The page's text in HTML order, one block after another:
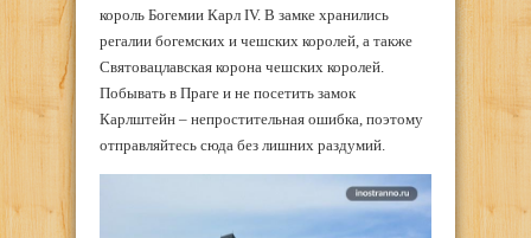
король Богемии Карл IV. В замке хранились
регалии богемских и чешских королей, а также
Святовацлавская корона чешских королей.
Побывать в Праге и не посетить замок
Карлштейн – непростительная ошибка, поэтому
отправляйтесь сюда без лишних раздумий.